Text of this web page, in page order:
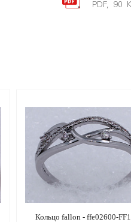
PDF, 90
Кольцо fallon - ffe02600-